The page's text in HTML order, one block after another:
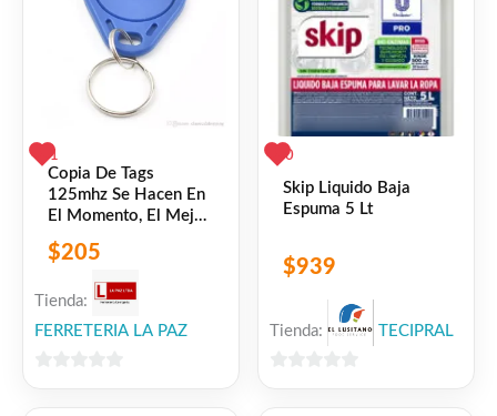
1
Copia De Tags
125mhz Se Hacen En
El Momento, El Mejor
Precio
$205
Tienda:
FERRETERIA LA PAZ
0
Skip Liquido Baja
Espuma 5 Lt
$939
Tienda: TECIPRAL